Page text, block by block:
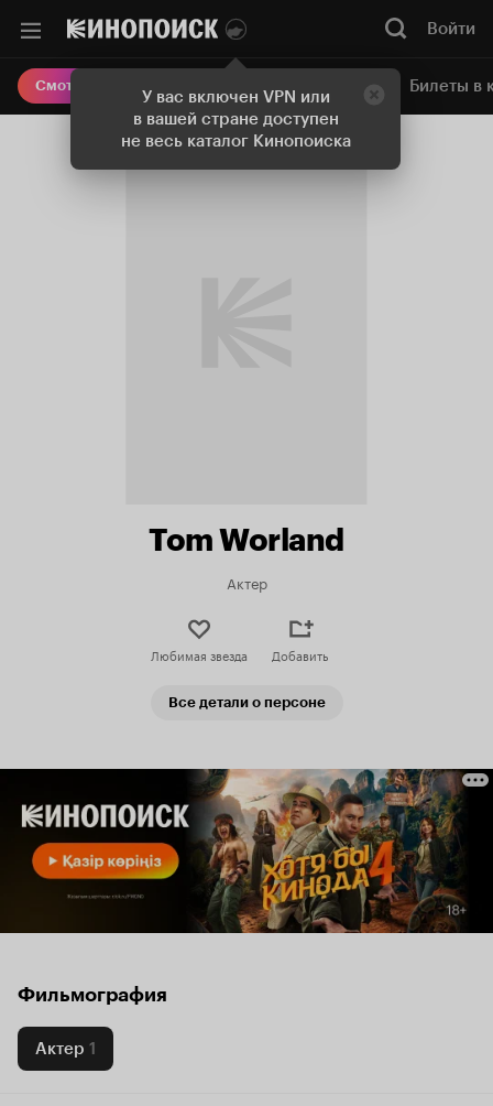
У вас включен VPN или
в вашей стране доступен
не весь каталог Кинопоиска
Войти
Смотреть кино Онлайн-кинотеатр Билеты в
Tom Worland
Актер
Любимая звезда Добавить
Все детали о персоне
Фильмография
Актер 1